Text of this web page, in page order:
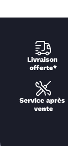
Livraison
offerte*
Service après
vente